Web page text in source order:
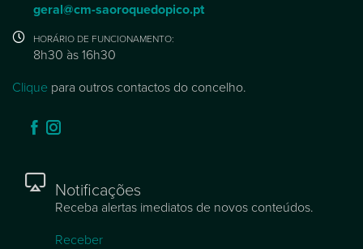
geral@cm-saoroquedopico.pt
HORÁRIO DE FUNCIONAMENTO:
8h30 às 16h30
Clique para outros contactos do concelho.
Notificações
Receba alertas imediatos de novos conteúdos.
Receber